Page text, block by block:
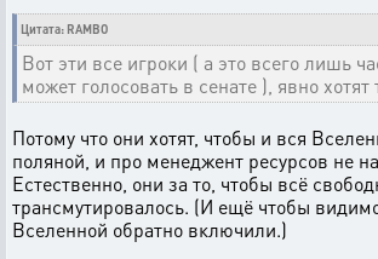
Цитата: RAMBO
Вот эти все игроки ( а это всего лишь
может голосовать в сенате ), явно хотят
Потому что они хотят, чтобы и вся
поляной, и про менеджент ресурсов не
Естественно, они за то, чтобы всё
трансмутировалось. (И ещё чтобы
Вселенной обратно включили.)